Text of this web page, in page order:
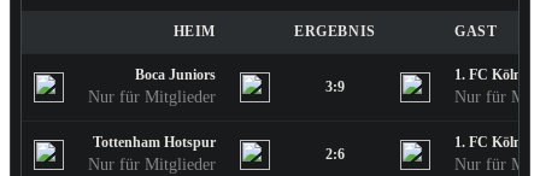
HEIM ERGEBNIS GAST
Boca Juniors
Nur für Mitglieder
3:9
1. FC Köln
Nur für
Tottenham Hotspur
Nur für Mitglieder
2:6
1. FC Köln
Nur für